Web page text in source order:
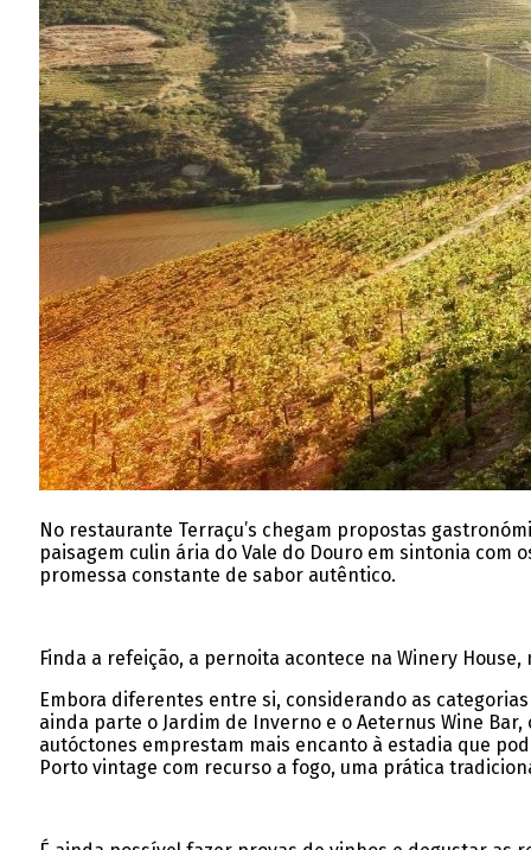
No restaurante Terraçu’s chegam propostas
paisagem culin ária do Vale do Douro em sintonia
promessa constante de sabor autêntico.
Finda a refeição, a pernoita acontece na Winery
Embora diferentes entre si, considerando as
ainda parte o Jardim de Inverno e o Aeternus Wine
autóctones emprestam mais encanto à estadia que
Porto vintage com recurso a fogo, uma prática